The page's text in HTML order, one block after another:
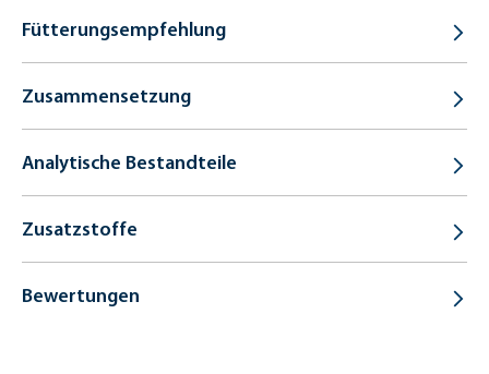
Fütterungsempfehlung
Zusammensetzung
Analytische Bestandteile
Zusatzstoffe
Bewertungen